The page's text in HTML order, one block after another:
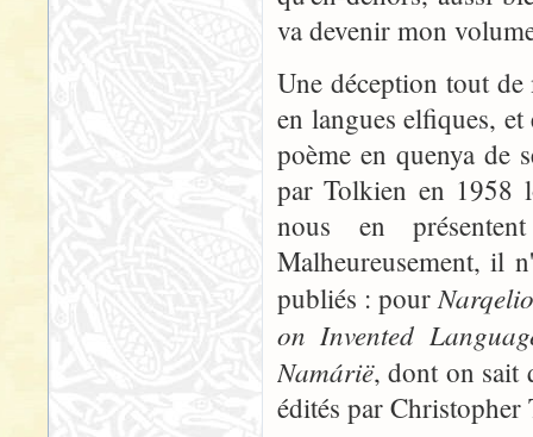
va devenir mon
Une déception tout de
en langues elfiques,
poème en quenya de
par Tolkien en 1958
nous en
Malheureusement, il
publiés : pour
on Invented
Namárië, dont on sait
édités par